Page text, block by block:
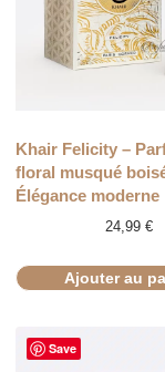
Khair Felicity –
floral musqué
Élégance moderne
24,99€
Ajouter au
Save